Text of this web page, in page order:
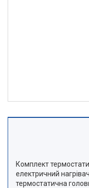
Комплект
електричний
термостатична